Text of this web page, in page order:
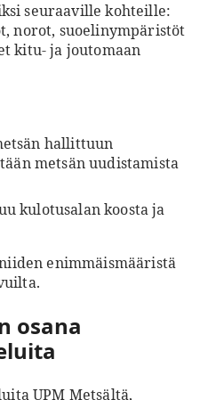
seuraaville kohteille:
norot, suoelinympäristöt
kitu- ja joutomaan
hallittuun
metsän uudistamista
kulotusalan koosta ja
enimmäismääristä
osana
UPM Metsältä,